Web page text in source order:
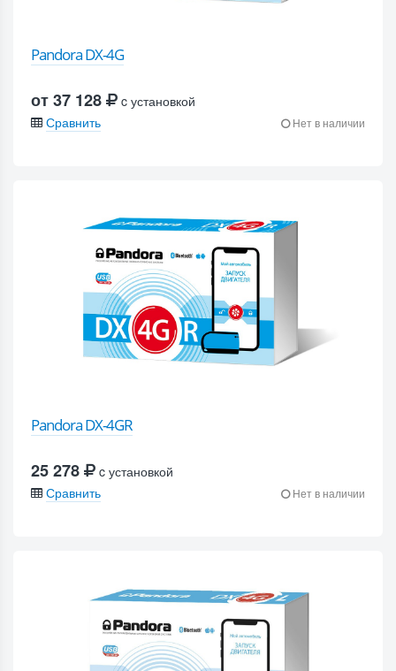
Pandora DX-4G
от 37 128
c установкой
Сравнить
Нет в наличии
Pandora DX-4GR
25 278
c установкой
Сравнить
Нет в наличии